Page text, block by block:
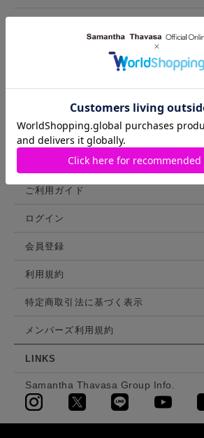
スタッフリスト
ショップブログ
ご利用ガイド
ログイン
会員登録
利用規約
特定商取引法に基づく表示
メンバーズ利用規約
LINKS
Samantha Thavasa Group Info.